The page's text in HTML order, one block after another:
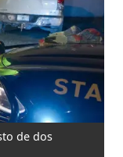
de dos